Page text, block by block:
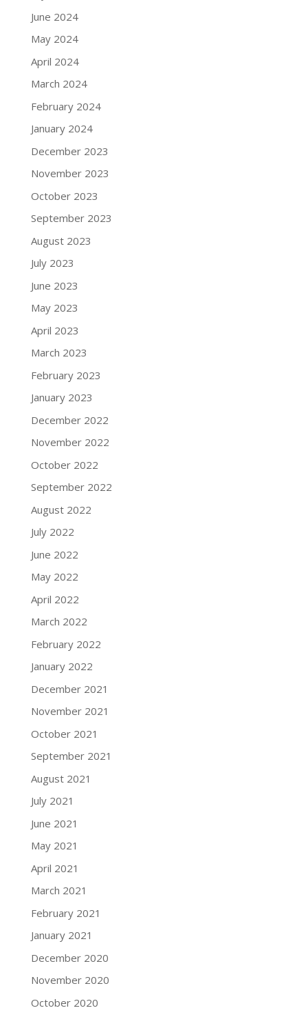
June 2024
May 2024
April 2024
March 2024
February 2024
January 2024
December 2023
November 2023
October 2023
September 2023
August 2023
July 2023
June 2023
May 2023
April 2023
March 2023
February 2023
January 2023
December 2022
November 2022
October 2022
September 2022
August 2022
July 2022
June 2022
May 2022
April 2022
March 2022
February 2022
January 2022
December 2021
November 2021
October 2021
September 2021
August 2021
July 2021
June 2021
May 2021
April 2021
March 2021
February 2021
January 2021
December 2020
November 2020
October 2020